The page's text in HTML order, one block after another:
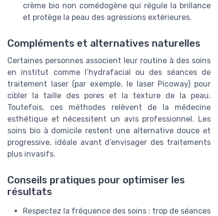
crème bio non comédogène qui régule la brillance
et protège la peau des agressions extérieures.
Compléments et alternatives naturelles
Certaines personnes associent leur routine à des soins
en institut comme l’hydrafacial ou des séances de
traitement laser (par exemple, le laser Picoway) pour
cibler la taille des pores et la texture de la peau.
Toutefois, ces méthodes relèvent de la médecine
esthétique et nécessitent un avis professionnel. Les
soins bio à domicile restent une alternative douce et
progressive, idéale avant d’envisager des traitements
plus invasifs.
Conseils pratiques pour optimiser les
résultats
Respectez la fréquence des soins : trop de séances